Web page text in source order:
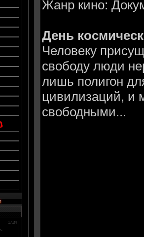
Жанр кино:
День
Человеку
свободу люди
лишь полигон
цивилизаций, и
свободными...